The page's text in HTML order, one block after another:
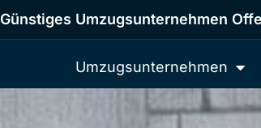
Günstiges Umzugsunternehmen
Umzugsunternehmen